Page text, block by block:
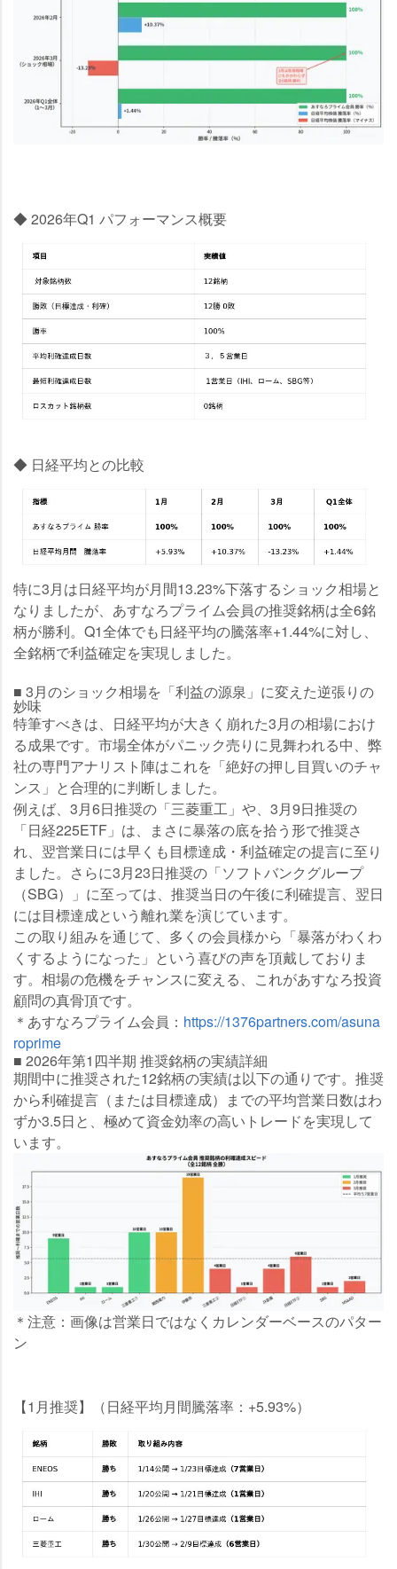
◆ 2026年Q1 パフォーマンス概要
◆ 日経平均との比較
特に3月は日経平均が月間13.23%下落するショック相場と
なりましたが、あすなろプライム会員の推奨銘柄は全6銘
柄が勝利。Q1全体でも日経平均の騰落率+1.44%に対し、
全銘柄で利益確定を実現しました。
■ 3月のショック相場を「利益の源泉」に変えた逆張りの
妙味
特筆すべきは、日経平均が大きく崩れた3月の相場におけ
る成果です。市場全体がパニック売りに見舞われる中、弊
社の専門アナリスト陣はこれを「絶好の押し目買いのチャ
ンス」と合理的に判断しました。
例えば、3月6日推奨の「三菱重工」や、3月9日推奨の
「日経225ETF」は、まさに暴落の底を拾う形で推奨さ
れ、翌営業日には早くも目標達成・利益確定の提言に至り
ました。さらに3月23日推奨の「ソフトバンクグループ
（SBG）」に至っては、推奨当日の午後に利確提言、翌日
には目標達成という離れ業を演じています。
この取り組みを通じて、多くの会員様から「暴落がわくわ
くするようになった」という喜びの声を頂戴しておりま
す。相場の危機をチャンスに変える、これがあすなろ投資
顧問の真骨頂です。
＊あすなろプライム会員： https://1376partners.com/asuna
roprime
■ 2026年第1四半期 推奨銘柄の実績詳細
期間中に推奨された12銘柄の実績は以下の通りです。推奨
から利確提言（または目標達成）までの平均営業日数はわ
ずか3.5日と、極めて資金効率の高いトレードを実現して
います。
＊注意：画像は営業日ではなくカレンダーベースのパター
ン
【1月推奨】（日経平均月間騰落率：+5.93%）